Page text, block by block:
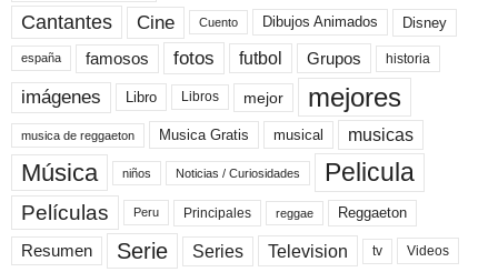
Cantantes Cine Cuento Dibujos Animados Disney
españa famosos fotos futbol Grupos historia
imágenes Libro Libros mejor mejores
musica de reggaeton Musica Gratis musical musicas
Música niños Noticias / Curiosidades Pelicula
Películas Peru Principales reggae Reggaeton
Resumen Serie Series Television tv Videos